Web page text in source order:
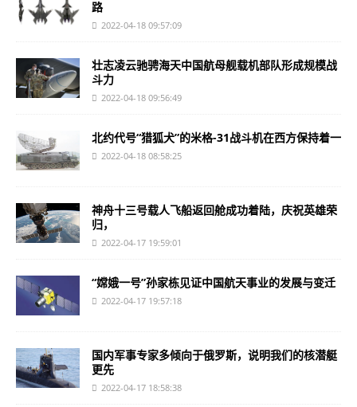
路
2022-04-18 09:57:09
壮志凌云驰骋海天中国航母舰载机部队形成规模战
斗力
2022-04-18 09:56:49
北约代号“猎狐犬”的米格-31战斗机在西方保持着一
2022-04-18 08:58:25
神舟十三号载人飞船返回舱成功着陆，庆祝英雄荣
归，
2022-04-17 19:59:01
“嫦娥一号”孙家栋见证中国航天事业的发展与变迁
2022-04-17 19:57:18
国内军事专家多倾向于俄罗斯，说明我们的核潜艇
更先
2022-04-17 18:58:38